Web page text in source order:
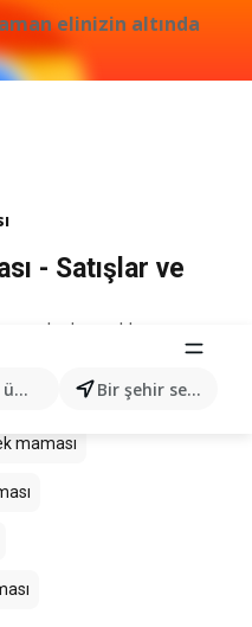
elinizin altında
arayın... Bir şehir seçin
- Satışlar ve
bulamadık.
kampanyada -
maması